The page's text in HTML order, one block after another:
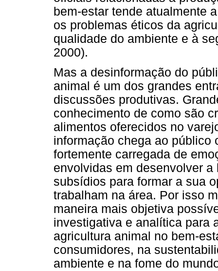
bem-estar tende atualmente
os problemas éticos da
qualidade do ambiente e à
2000).
Mas a desinformação do
animal é um dos grandes
discussões produtivas.
conhecimento de como são
alimentos oferecidos no
informação chega ao público
fortemente carregada de
envolvidas em desenvolver
subsídios para formar a sua
trabalham na área. Por isso
maneira mais objetiva
investigativa e analítica para
agricultura animal no bem-
consumidores, na
ambiente e na fome do